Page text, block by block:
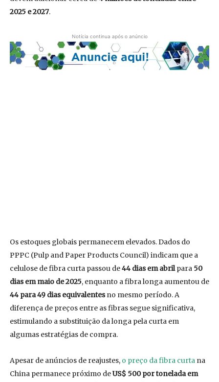
2025 e 2027.
Notícia continua após o anúncio
Os estoques globais permanecem elevados. Dados do
PPPC (Pulp and Paper Products Council) indicam que a
celulose de fibra curta passou de44 dias em abrilpara 50
dias em maio de 2025, enquanto a fibra longa aumentou de
44 para 49 dias equivalentesno mesmo período. A
diferença de preços entre as fibras segue significativa,
estimulando a substituição da longa pela curta em
algumas estratégias de compra.
Apesar de anúncios de reajustes, o preço da fibra curta na
China permanece próximo deUS$ 500 por tonelada em